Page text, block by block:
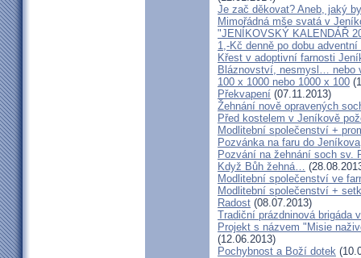
Je zač děkovat? Aneb, jaký
Mimořádná mše svatá v
"JENÍKOVSKÝ KALENDÁŘ
1,-Kč denně po dobu
Křest v adoptivní farnosti
Bláznovství, nesmysl… nebo
100 x 1000 nebo 1000 x 100
Překvapení (07.11.2013)
Žehnání nově opravených
Před kostelem v Jeníkově
Modlitební společenství +
Pozvánka na faru do Jeníkova
Pozvání na žehnání soch sv.
Když Bůh žehná…
Modlitební společenství ve
Modlitební společenství +
Radost (08.07.2013)
Tradiční prázdninová brigáda
Projekt s názvem "Misie
(12.06.2013)
Pochybnost a Boží dotek